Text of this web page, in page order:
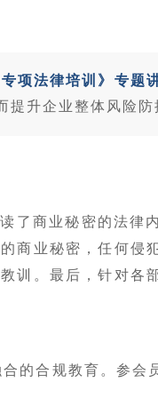
项法律培训》专题
升企业整体风险防
了商业秘密的法律
商业秘密，任何侵
训。最后，针对各
的合规教育。参会